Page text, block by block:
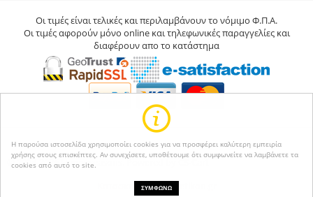
Η παρούσα ιστοσελίδα χρησιμοποίει cookies για να προσφέρει καλύτερη εμπειρία
χρήσης στους επισκέπτες. Αν συνεχίσετε, υποθέτουμε ότι συμφωνείτε να λαμβάνετε τα
cookies από αυτό το site.
ΣΥΜΦΩΝΩ
Οι τιμές είναι τελικές και περιλαμβάνουν το νόμιμο Φ.Π.Α.
Οι τιμές αφορούν μόνο online και τηλεφωνικές παραγγελίες και
διαφέρουν απο το κατάστημα
© 2004-2026 Happyseasons.Powered by CS-Cart
Κατασκευή eshop netikon.gr